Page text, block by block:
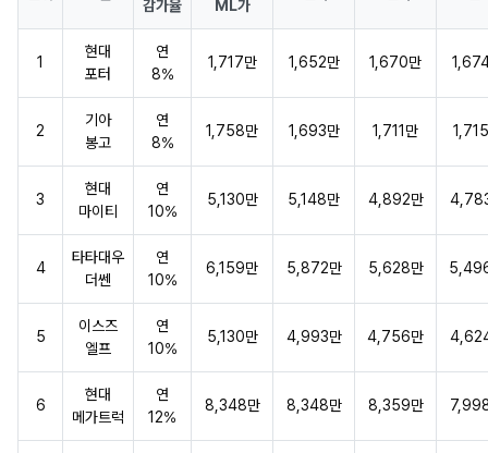
감가율
ML가
1
현대
포터
연
8%
1,717만 1,652만 1,670만
2
기아
봉고
연
8%
1,758만 1,693만 1,711만
3
현대
마이티
연
10%
5,130만 5,148만 4,892만
4
타타대우
더쎈
연
10%
6,159만 5,872만 5,628만
5
이스즈
엘프
연
10%
5,130만 4,993만 4,756만
6
현대
메가트럭
연
12%
8,348만 8,348만 8,359만